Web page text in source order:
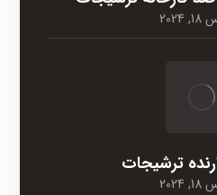
ترشیجات